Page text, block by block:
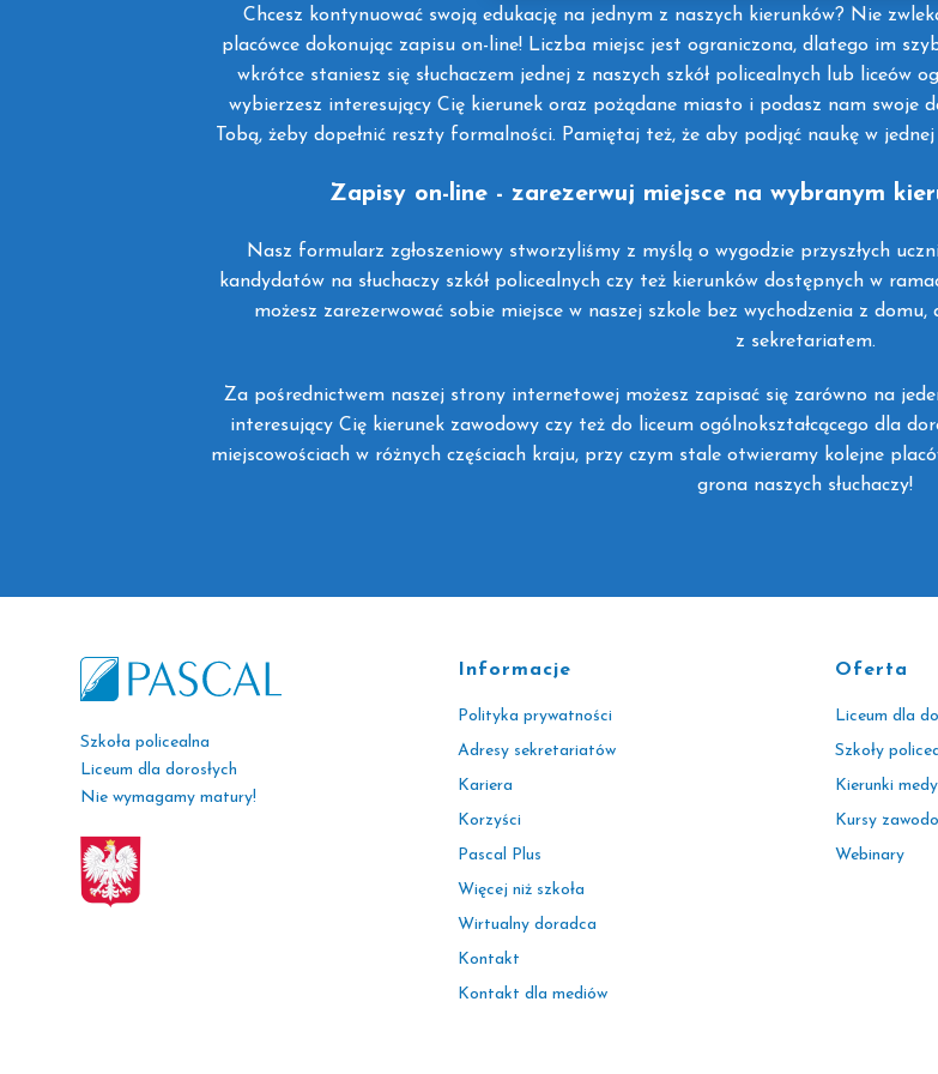
Chcesz kontynuować swoją edukację na jednym z naszych kierunków? Nie
placówce dokonując zapisu on-line! Liczba miejsc jest ograniczona, dlatego im
wkrótce staniesz się słuchaczem jednej z naszych szkół policealnych lub liceów
wybierzesz interesujący Cię kierunek oraz pożądane miasto i podasz nam swoje
Tobą, żeby dopełnić reszty formalności. Pamiętaj też, że aby podjąć naukę w
Zapisy on-line - zarezerwuj miejsce na wybranym
Nasz formularz zgłoszeniowy stworzyliśmy z myślą o wygodzie przyszłych
kandydatów na słuchaczy szkół policealnych czy też kierunków dostępnych w
możesz zarezerwować sobie miejsce w naszej szkole bez wychodzenia z
z sekretariatem.
Za pośrednictwem naszej strony internetowej możesz zapisać się zarówno na
interesujący Cię kierunek zawodowy czy też do liceum ogólnokształcącego dla
miejscowościach w różnych częściach kraju, przy czym stale otwieramy kolejne
grona naszych słuchaczy!
Szkoła policealna
Liceum dla dorosłych
Nie wymagamy matury!
Informacje
Polityka prywatności
Adresy sekretariatów
Kariera
Korzyści
Pascal Plus
Więcej niż szkoła
Wirtualny doradca
Kontakt
Kontakt dla mediów
Oferta
Liceum dla
Szkoły
Kierunki
Kursy
Webinary